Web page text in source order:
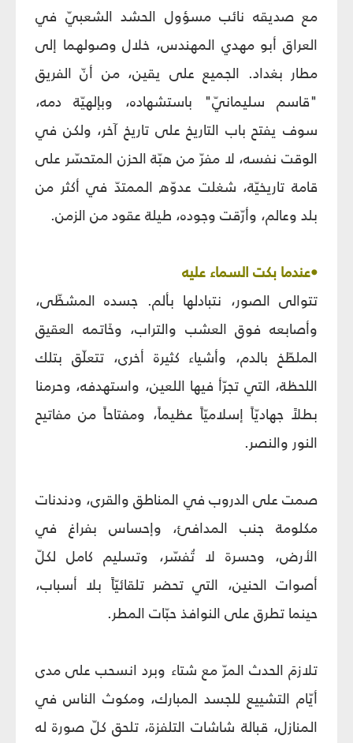
مع صديقه نائب مسؤول الحشد الشعبيّ في
العراق أبو مهدي المهندس، خلال وصولهما إلى
مطار بغداد. الجميع على يقين، من أنّ الفريق
"قاسم سليمانيّ" باستشهاده، وبإلهيّة دمه،
سوف يفتح باب التاريخ على تاريخ آخر، ولكن في
الوقت نفسه، لا مفرّ من هبّة الحزن المتحسّر على
قامة تاريخيّة، شغلت عدوّه الممتدّ في أكثر من
بلد وعالم، وأرّقت وجوده، طيلة عقود من الزمن.
•عندما بكت السماء عليه
تتوالى الصور، نتبادلها بألم. جسده المشظّى،
وأصابعه فوق العشب والتراب، وخَاتمه العقيق
الملطّخ بالدم، وأشياء كثيرة أخرى، تتعلّق بتلك
اللحظة، التي تجرّأ فيها اللعين، واستهدفه، وحرمنا
بطلاً جهاديّاً إسلاميّاً عظيماً، ومفتاحاً من مفاتيح
النور والنصر.
صمت على الدروب في المناطق والقرى، ودندنات
مكلومة جنب المدافئ، وإحساس بفراغ في
الأرض، وحسرة لا تُفسّر، وتسليم كامل لكلّ
أصوات الحنين، التي تحضر تلقائيّاً بلا أسباب،
حينما تطرق على النوافذ حبّات المطر.
تلازمَ الحدث المرّ مع شتاء وبرد انسحب على مدى
أيّام التشييع للجسد المبارك، ومكوث الناس في
المنازل، قبالة شاشات التلفزة، تلحق كلّ صورة له